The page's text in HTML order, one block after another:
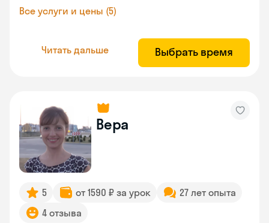
Все услуги и цены (5)
Читать дальше Выбрать время
Вера
5 от 1590 ₽ за урок
27 лет опыта
4 отзыва